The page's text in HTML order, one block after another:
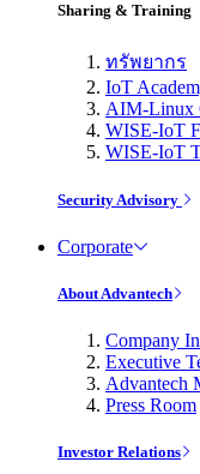
Sharing & Training
ทรัพยากร
IoT
AIM-Linux
WISE-IoT
WISE-IoT
Security Advisory
Corporate
About Advantech
Company
Executive
Advantech
Press Room
Investor Relations